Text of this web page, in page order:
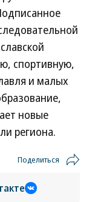
спортивную,
и малых
новые
региона.
Поделиться